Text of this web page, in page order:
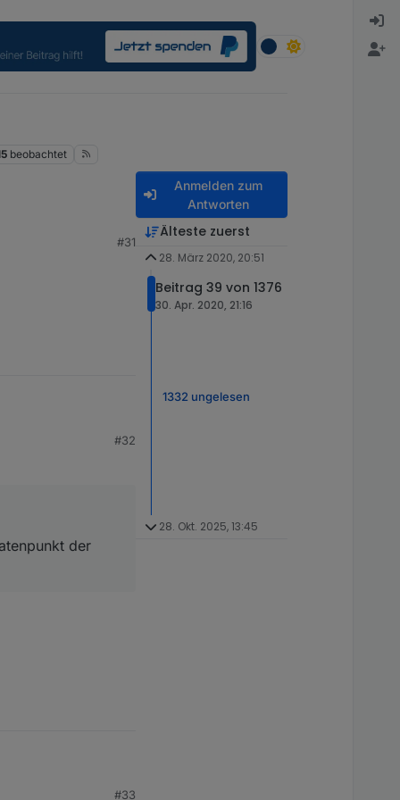
beobachtet
#31
der bessere? #32
der
#33
Anmelden zum
Antworten
Älteste zuerst
28. März 2020, 20:51
Beitrag 39 von 1376
30. Apr. 2020, 21:16
1332 ungelesen
28. Okt. 2025, 13:45